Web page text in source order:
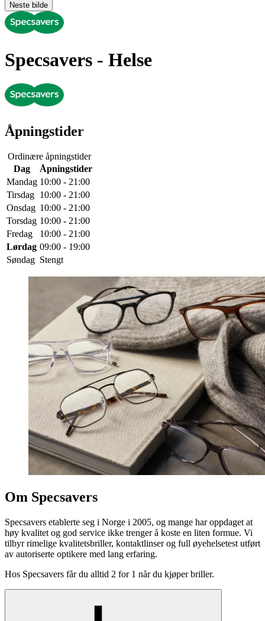
Neste bilde
Specsavers - Helse
Åpningstider
Ordinære åpningstider
Dag
Åpningstider
Mandag 10:00 - 21:00
Tirsdag 10:00 - 21:00
Onsdag 10:00 - 21:00
Torsdag 10:00 - 21:00
Fredag
10:00 - 21:00
Lørdag 09:00 - 19:00
Søndag Stengt
Om Specsavers
Specsavers etablerte seg i Norge i 2005, og mange har oppdaget at
høy kvalitet og god service ikke trenger å koste en liten formue. Vi
tilbyr rimelige kvalitetsbriller, kontaktlinser og full øyehelsetest utført
av autoriserte optikere med lang erfaring.
Hos Specsavers får du alltid 2 for 1 når du kjøper briller.